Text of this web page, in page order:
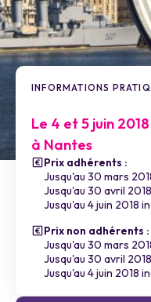
INFORMATIONS
Le 4 et 5 juin 2018
à Nantes
Prix adhérents :
Jusqu'au 30 mars
Jusqu'au 30 avril
Jusqu'au 4 juin 2018
Prix non adhérents :
Jusqu'au 30 mars
Jusqu'au 30 avril
Jusqu'au 4 juin 2018